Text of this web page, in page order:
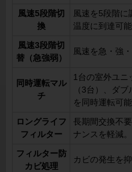
風速5段階切
換
風速を5段階に
温度に到達可能
風速3段階切
替（急強弱）
風速を急・強
同時運転マル
チ
1台の室外ユニ
（3台）、ダ
を同時運転可能
ロングライフ
フィルター
長期間交換不
ナンスを軽減。
フィルター防
カビ処理
カビの発生を